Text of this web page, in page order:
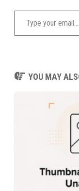
Type your email…
YOU MAY